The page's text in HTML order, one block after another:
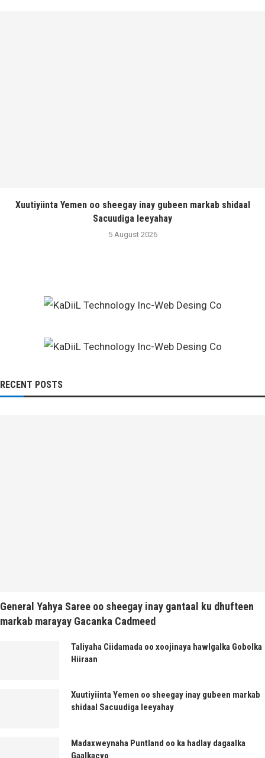
Xuutiyiinta Yemen oo sheegay inay gubeen markab shidaal
Sacuudiga leeyahay
5 August 2026
RECENT POSTS
General Yahya Saree oo sheegay inay gantaal ku dhufteen
markab marayay Gacanka Cadmeed
Taliyaha Ciidamada oo xoojinaya hawlgalka Gobolka
Hiiraan
Xuutiyiinta Yemen oo sheegay inay gubeen markab
shidaal Sacuudiga leeyahay
Madaxweynaha Puntland oo ka hadlay dagaalka
Gaalkacyo